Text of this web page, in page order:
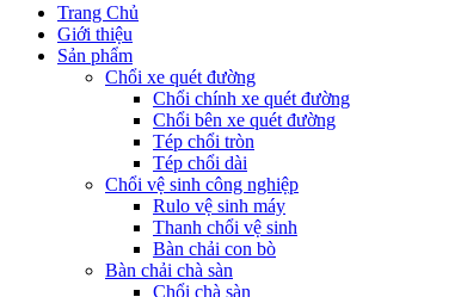
Trang Chủ
Giới thiệu
Sản phẩm
Chổi xe quét đường
Chổi chính xe quét đường
Chổi bên xe quét đường
Tép chổi tròn
Tép chổi dài
Chổi vệ sinh công nghiệp
Rulo vệ sinh máy
Thanh chổi vệ sinh
Bàn chải con bò
Bàn chải chà sàn
Chổi chà sàn